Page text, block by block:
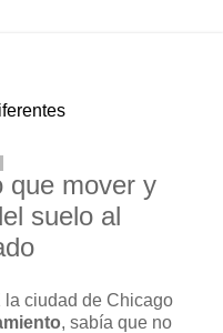
que mover y
suelo al
ciudad de Chicago
, sabía que no